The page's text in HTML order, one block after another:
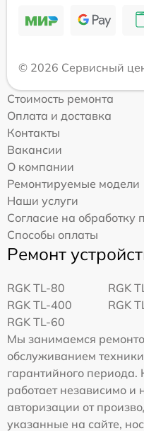
© 2026 Сервисный
Стоимость ремонта
Оплата и доставка
Контакты
Вакансии
О компании
Ремонтируемые модели
Наши услуги
Согласие на
Способы оплаты
Ремонт
RGK TL-80
RGK
RGK TL-400
RGK
RGK TL-60
Мы занимаемся
обслуживанием
гарантийного
работает независимо
авторизации от
указанные на сайте,